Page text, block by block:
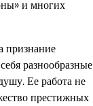
и многих
признание
разнообразные
Ее работа не
престижных